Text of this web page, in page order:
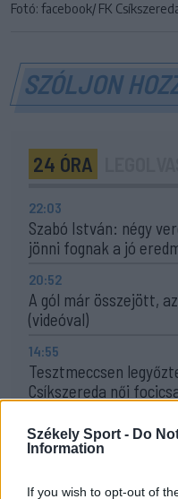
Székely Sport - Do
Information
If you wish to opt-out of
Fotó: facebook/ FK
SZÓLJON
24 ÓRA
22:03
Szabó István: négy
jönni fognak a jó
20:52
A gól már összejött,
(videóval)
14:55
Tesztmeccsen
Csíkszereda női
Otthon kapott ki az
10:41